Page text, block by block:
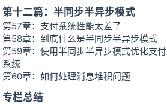
第十二篇：半同步半异步模式
第57章：支付系统性能太差了
第58章：到底什么是半同步半异步模式
第59章：使用半同步半异步模式优化支付
系统
第60章：如何处理消息堆积问题
专栏总结